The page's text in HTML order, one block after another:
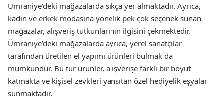
Ümraniye’deki mağazalarda sıkça yer almaktadır. Ayrıca,
kadın ve erkek modasına yönelik pek çok seçenek sunan
mağazalar, alışveriş tutkunlarının ilgisini çekmektedir.
Ümraniye’deki mağazalarda ayrıca, yerel sanatçılar
tarafından üretilen el yapımı ürünleri bulmak da
mümkündür. Bu tür ürünler, alışverişe farklı bir boyut
katmakta ve kişisel zevkleri yansıtan özel hediyelik eşyalar
sunmaktadır.